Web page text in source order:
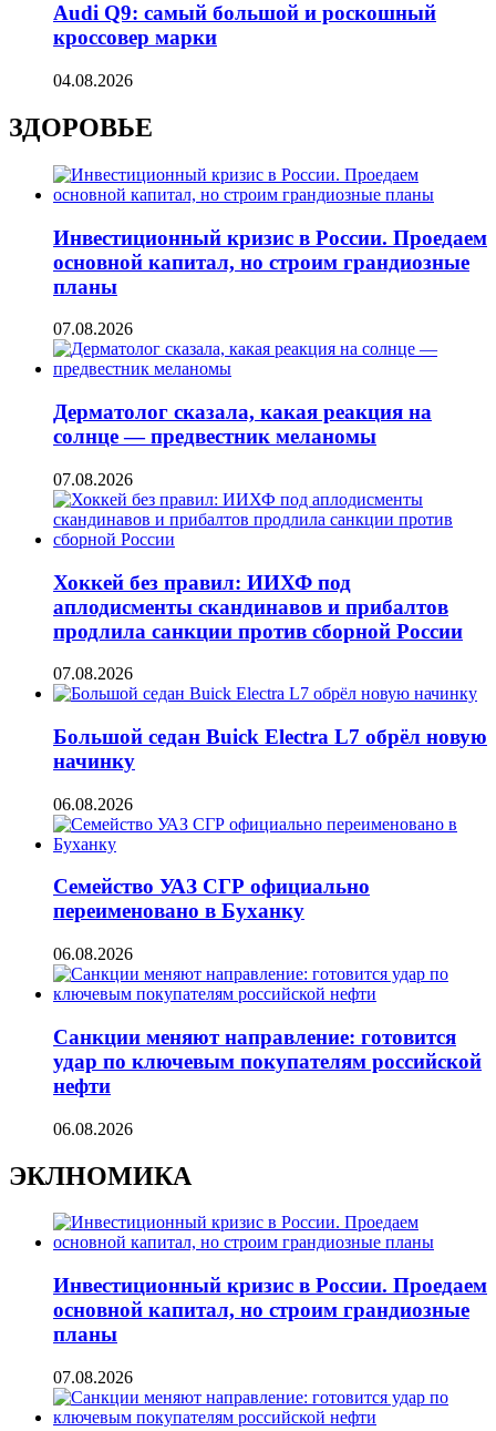
Audi Q9: самый большой и роскошный
кроссовер марки
04.08.2026
ЗДОРОВЬЕ
Инвестиционный кризис в России. Проедаем
основной капитал, но строим грандиозные
планы
07.08.2026
Дерматолог сказала, какая реакция на
солнце — предвестник меланомы
07.08.2026
Хоккей без правил: ИИХФ под
аплодисменты скандинавов и прибалтов
продлила санкции против сборной России
07.08.2026
Большой седан Buick Electra L7 обрёл новую
начинку
06.08.2026
Семейство УАЗ СГР официально
переименовано в Буханку
06.08.2026
Санкции меняют направление: готовится
удар по ключевым покупателям российской
нефти
06.08.2026
ЭКЛНОМИКА
Инвестиционный кризис в России. Проедаем
основной капитал, но строим грандиозные
планы
07.08.2026